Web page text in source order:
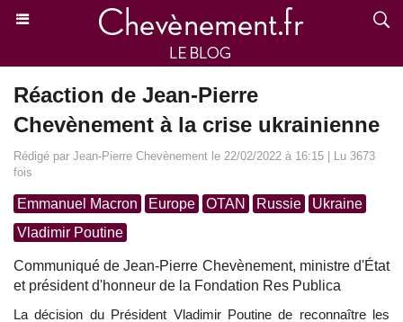
Réaction de Jean-Pierre
Chevènement à la crise ukrainienne
Rédigé par Jean-Pierre Chevènement le 22/02/2022 à 16:15 | Lu 3673
fois
Emmanuel Macron Europe OTAN Russie
Ukraine
Vladimir Poutine
Communiqué de Jean-Pierre Chevènement, ministre d'État
et président d'honneur de la Fondation Res Publica
La décision du Président Vladimir Poutine de reconnaître les